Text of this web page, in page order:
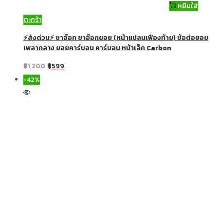
หยิบใส่
ตะกร้า
⚡ส่งด่วน⚡ ขาอ๊อก ขาอ๊อกยอย (หน้าแปลนเฟืองท้าย) ข้อต่อยอย
เพลากลาง ยอยคาร์บอน คาร์บอน หน้าเล็ก Carbon
฿1,200฿599
-42%